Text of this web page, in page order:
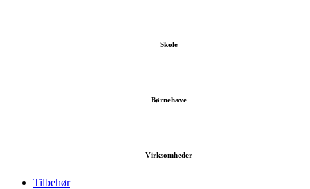
Skole
Børnehave
Virksomheder
Tilbehør